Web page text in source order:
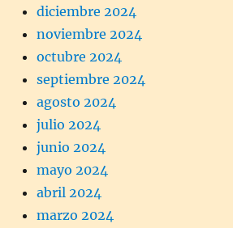
diciembre 2024
noviembre 2024
octubre 2024
septiembre 2024
agosto 2024
julio 2024
junio 2024
mayo 2024
abril 2024
marzo 2024